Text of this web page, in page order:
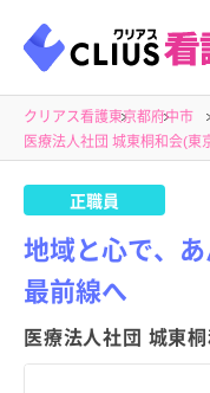
クリアス看護東京都府中市
医療法人社団 城東桐和会(東
正職員
地域と心で、
最前線へ
医療法人社団 城東